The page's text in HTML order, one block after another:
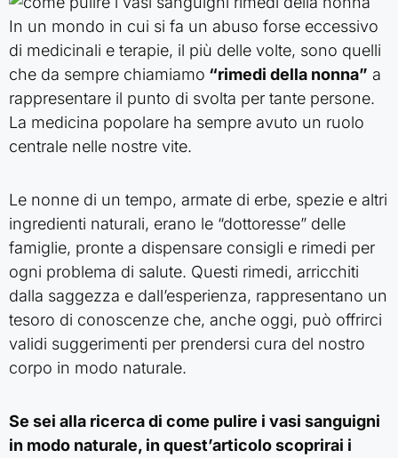
In un mondo in cui si fa un abuso forse eccessivo
di medicinali e terapie, il più delle volte, sono quelli
che da sempre chiamiamo “rimedi della nonna” a
rappresentare il punto di svolta per tante persone.
La medicina popolare ha sempre avuto un ruolo
centrale nelle nostre vite.
Le nonne di un tempo, armate di erbe, spezie e altri
ingredienti naturali, erano le “dottoresse” delle
famiglie, pronte a dispensare consigli e rimedi per
ogni problema di salute. Questi rimedi, arricchiti
dalla saggezza e dall’esperienza, rappresentano un
tesoro di conoscenze che, anche oggi, può offrirci
validi suggerimenti per prendersi cura del nostro
corpo in modo naturale.
Se sei alla ricerca di come pulire i vasi sanguigni
in modo naturale, in quest’articolo scoprirai i